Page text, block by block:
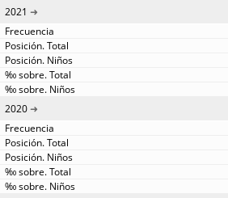
2021
2020